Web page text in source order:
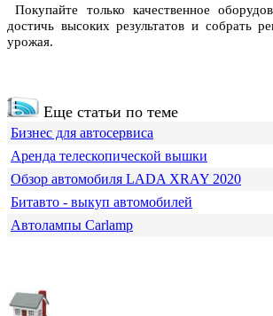
Покупайте только качественное
достичь высоких результатов и собрать
урожая.
Еще статьи по теме
Бизнес для автосервиса
Аренда телескопической вышки
Обзор автомобиля LADA XRAY 2020
Битавто - выкуп автомобилей
Автолампы Carlamp